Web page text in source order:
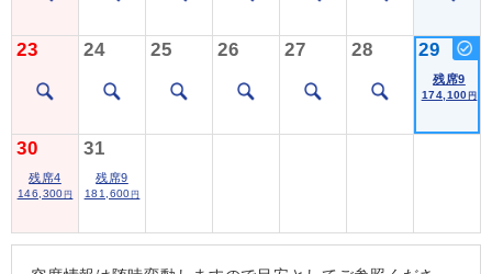
23 24 25 26 27 28 29
残席9
174,100 円
30
残席4
146,300 円
31
残席9
181,600 円